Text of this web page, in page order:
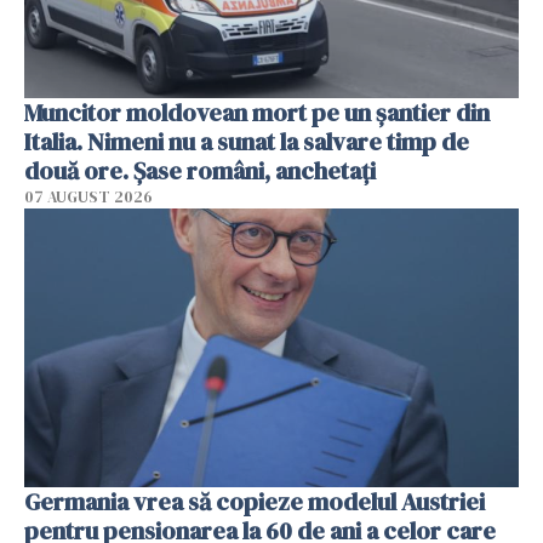
Muncitor moldovean mort pe un șantier din
Italia. Nimeni nu a sunat la salvare timp de
două ore. Șase români, anchetați
07 AUGUST 2026
Germania vrea să copieze modelul Austriei
pentru pensionarea la 60 de ani a celor care